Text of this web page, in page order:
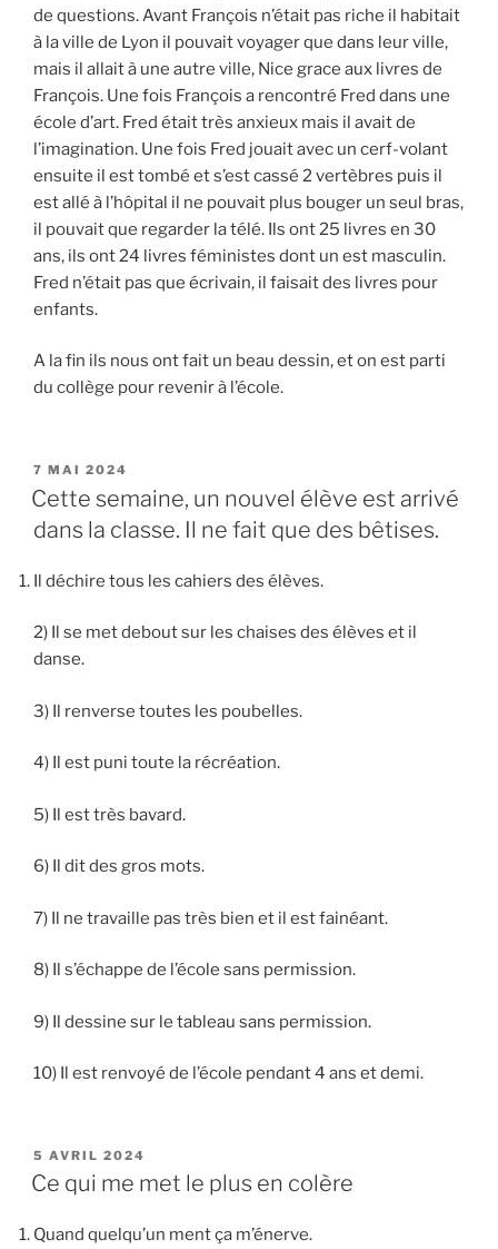
de questions. Avant François n’était pas riche il habitait
à la ville de Lyon il pouvait voyager que dans leur ville,
mais il allait à une autre ville, Nice grace aux livres de
François. Une fois François a rencontré Fred dans une
école d’art. Fred était très anxieux mais il avait de
l’imagination. Une fois Fred jouait avec un cerf-volant
ensuite il est tombé et s’est cassé 2 vertèbres puis il
est allé à l’hôpital il ne pouvait plus bouger un seul bras,
il pouvait que regarder la télé. Ils ont 25 livres en 30
ans, ils ont 24 livres féministes dont un est masculin.
Fred n’était pas que écrivain, il faisait des livres pour
enfants.
A la fin ils nous ont fait un beau dessin, et on est parti
du collège pour revenir à l’école.
PUBLIÉ
LE
7 MAI 2024
Cette semaine, un nouvel élève est arrivé
dans la classe. Il ne fait que des bêtises.
Il déchire tous les cahiers des élèves.
2) Il se met debout sur les chaises des élèves et il
danse.
3) Il renverse toutes les poubelles.
4) Il est puni toute la récréation.
5) Il est très bavard.
6) Il dit des gros mots.
7) Il ne travaille pas très bien et il est fainéant.
8) Il s’échappe de l’école sans permission.
9) Il dessine sur le tableau sans permission.
10) Il est renvoyé de l’école pendant 4 ans et demi.
PUBLIÉ
LE
5 AVRIL 2024
Ce qui me met le plus en colère
Quand quelqu’un ment ça m’énerve.